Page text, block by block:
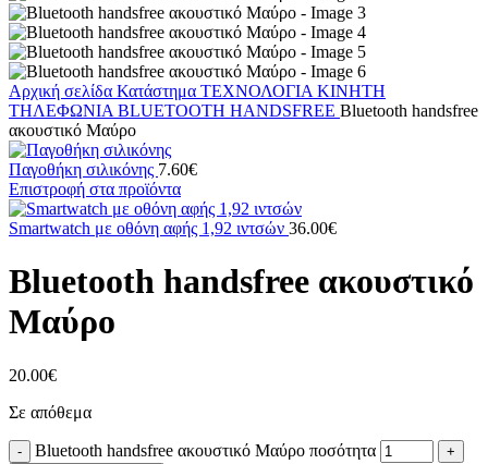
Αρχική σελίδα Κατάστημα ΤΕΧΝΟΛΟΓΙΑ ΚΙΝΗΤΗ
ΤΗΛΕΦΩΝΙΑ BLUETOOTH HANDSFREE Bluetooth handsfree
ακουστικό Μαύρο
Παγοθήκη σιλικόνης 7.60€
Επιστροφή στα προϊόντα
Smartwatch με οθόνη αφής 1,92 ιντσών 36.00€
Bluetooth handsfree ακουστικό
Μαύρο
20.00€
Σε απόθεμα
Bluetooth handsfree ακουστικό Μαύρο ποσότητα